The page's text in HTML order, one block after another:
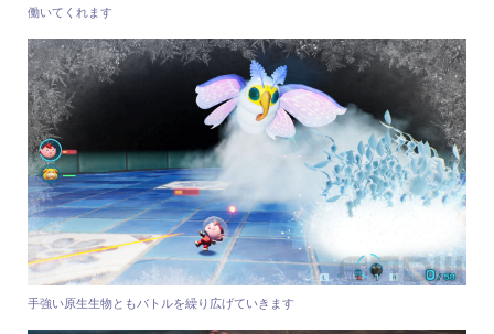
働いてくれます
手強い原生生物ともバトルを繰り広げていきます